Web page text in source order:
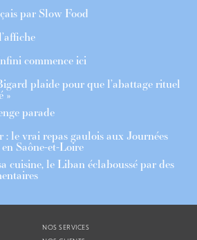
par Slow Food
commence ici
plaide pour que l’abattage rituel
»
parade
: le vrai repas gaulois aux Journées
Saône-et-Loire
cuisine, le Liban éclaboussé par des
NOS SERVICES